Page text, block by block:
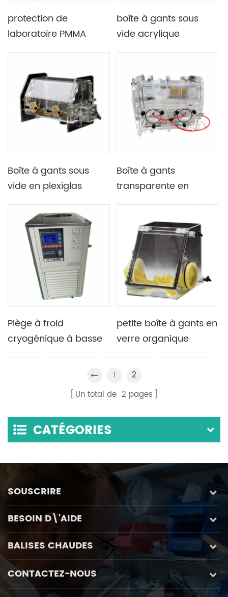
protection de
laboratoire PMMA
vide
boîte à gants sous
vide acrylique
de vide en option &
jauge
Boîte à gants sous
vide en plexiglas
manomètre
Boîte à gants
transparente en
laboratoire utilisée
dans l'industrie
chimique
Piège à froid
cryogénique à basse
température pour
petite boîte à gants en
verre organique
simple de laboratoire
1
2
Un total de 2 pages
CATÉGORIES
SOUSCRIRE
BESOIN D\'AIDE
BALISES CHAUDES
CONTACTEZ-NOUS